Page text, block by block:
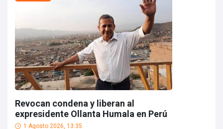
Revocan condena y liberan al
expresidente Ollanta Humala en Perú
1 Agosto 2026, 13:35